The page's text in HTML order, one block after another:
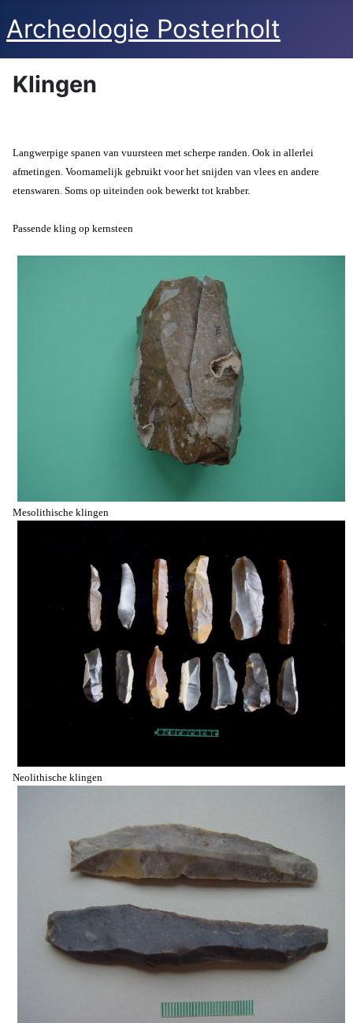
Archeologie Posterholt
Klingen
Langwerpige spanen van vuursteen met scherpe randen. Ook in allerlei
afmetingen. Voornamelijk gebruikt voor het snijden van vlees en andere
etenswaren. Soms op uiteinden ook bewerkt tot krabber.
Passende kling op kernsteen
Mesolithische klingen
Neolithische klingen